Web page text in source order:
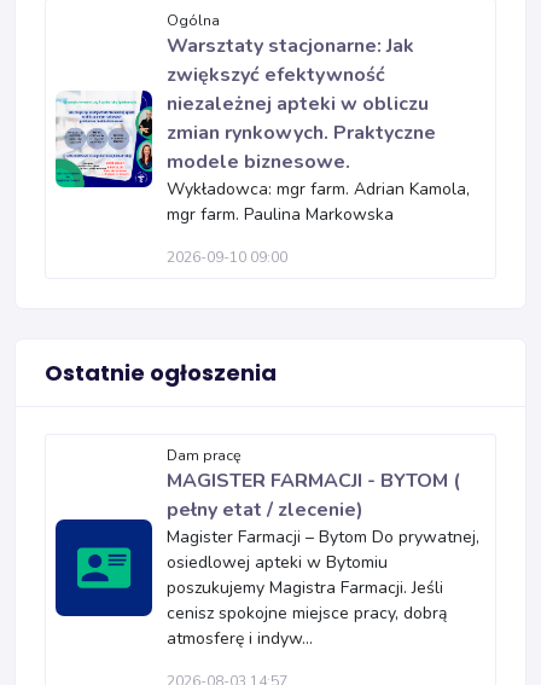
Ogólna
Warsztaty stacjonarne: Jak
zwiększyć efektywność
niezależnej apteki w obliczu
zmian rynkowych. Praktyczne
modele biznesowe.
Wykładowca: mgr farm. Adrian Kamola,
mgr farm. Paulina Markowska
2026-09-10 09:00
Ostatnie ogłoszenia
Dam pracę
MAGISTER FARMACJI - BYTOM (
pełny etat / zlecenie)
Magister Farmacji – Bytom Do prywatnej,
osiedlowej apteki w Bytomiu
poszukujemy Magistra Farmacji. Jeśli
cenisz spokojne miejsce pracy, dobrą
atmosferę i indyw...
2026-08-03 14:57